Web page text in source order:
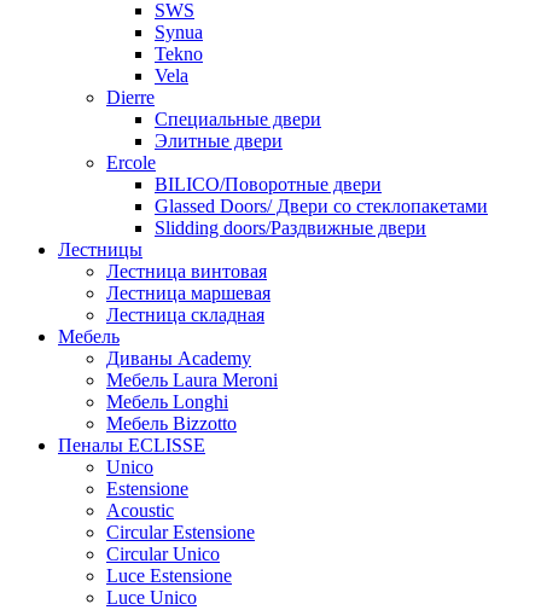
SWS
Synua
Tekno
Vela
Dierre
Специальные двери
Элитные двери
Ercole
BILICO/Поворотные двери
Glassed Doors/ Двери со стеклопакетами
Slidding doors/Раздвижные двери
Лестницы
Лестница винтовая
Лестница маршевая
Лестница складная
Мебель
Диваны Academy
Мебель Laura Meroni
Мебель Longhi
Мебель Bizzotto
Пеналы ECLISSE
Unico
Estensione
Acoustic
Circular Estensione
Circular Unico
Luce Estensione
Luce Unico